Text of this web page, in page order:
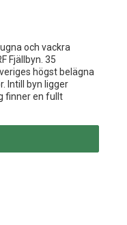
och vackra
Fjällbyn. 35
högst belägna
Intill byn ligger
finner en fullt